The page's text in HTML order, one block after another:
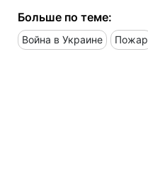
Больше по теме:
Война в Украине Пожар